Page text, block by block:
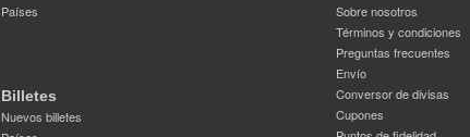
Países
Billetes
Nuevos billetes
Sobre nosotros
Términos y condiciones
Preguntas frecuentes
Envío
Conversor de divisas
Cupones